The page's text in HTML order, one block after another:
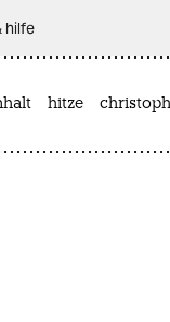
hilfe
hitze